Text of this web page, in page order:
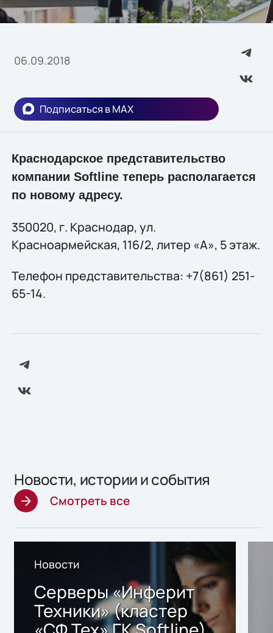
06.09.2018
Подписаться в MAX
Краснодарское представительство
компании Softline теперь располагается
по новому адресу.
350020, г. Краснодар, ул.
Красноармейская, 116/2, литер «А», 5 этаж.
Телефон представительства: +7(861) 251-
65-14.
Новости, истории и события
Смотреть все
Новости
Серверы «Инферит
Техники» (кластер